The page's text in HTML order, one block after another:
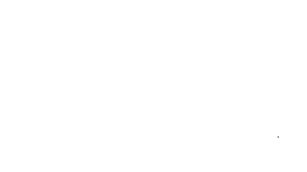
.